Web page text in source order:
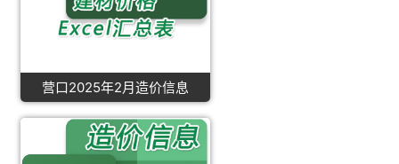
营口2025年2月造价信息